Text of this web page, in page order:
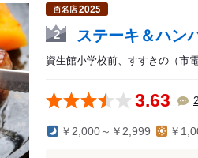
2 ステーキ＆ハン
資生館小学校前、すすきの（市
3.63
￥2,000～￥2,999 ￥